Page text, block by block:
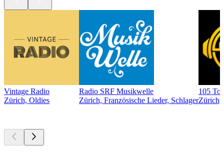
Vintage Radio
Zürich, Oldies
Radio SRF Musikwelle
Zürich, Französische Lieder, Schlager
105
Zürich,